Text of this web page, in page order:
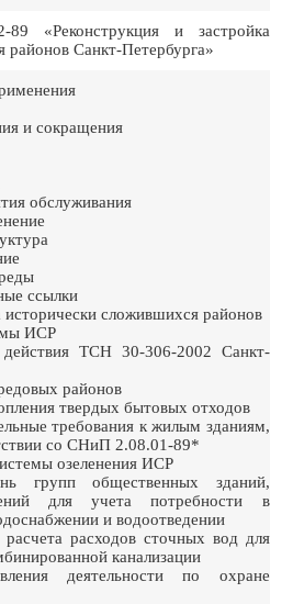
«Реконструкция и застройка
районов Санкт-Петербурга»
и сокращения
обслуживания
ссылки
сложившихся районов
ИСР
ТСН 30-306-2002 Санкт-
районов
твердых бытовых отходов
требования к жилым зданиям,
со СНиП 2.08.01-89*
озеленения ИСР
групп общественных зданий,
для учета потребности в
и водоотведении
расходов сточных вод для
канализации
деятельности по охране